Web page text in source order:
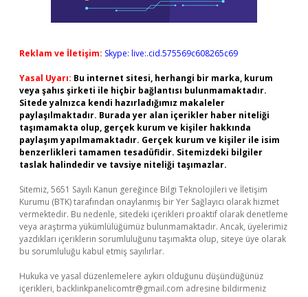
Reklam ve İletişim: Skype: live:.cid.575569c608265c69
Yasal Uyarı: Bu internet sitesi, herhangi bir marka, kurum
veya şahıs şirketi ile hiçbir bağlantısı bulunmamaktadır.
Sitede yalnızca kendi hazırladığımız makaleler
paylaşılmaktadır. Burada yer alan içerikler haber niteliği
taşımamakta olup, gerçek kurum ve kişiler hakkında
paylaşım yapılmamaktadır. Gerçek kurum ve kişiler ile isim
benzerlikleri tamamen tesadüfidir. Sitemizdeki bilgiler
taslak halindedir ve tavsiye niteliği taşımazlar.
Sitemiz, 5651 Sayılı Kanun gereğince Bilgi Teknolojileri ve İletişim
Kurumu (BTK) tarafından onaylanmış bir Yer Sağlayıcı olarak hizmet
vermektedir. Bu nedenle, sitedeki içerikleri proaktif olarak denetleme
veya araştırma yükümlülüğümüz bulunmamaktadır. Ancak, üyelerimiz
yazdıkları içeriklerin sorumluluğunu taşımakta olup, siteye üye olarak
bu sorumluluğu kabul etmiş sayılırlar.
Hukuka ve yasal düzenlemelere aykırı olduğunu düşündüğünüz
içerikleri, backlinkpanelicomtr@gmail.com adresine bildirmeniz